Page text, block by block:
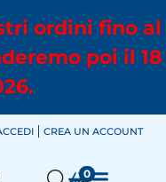
ordini fino al
poi il 18
CREA UN ACCOUNT
0